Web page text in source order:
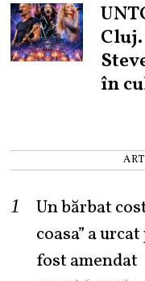
în
Un bărbat
coasa” a
fost amendat